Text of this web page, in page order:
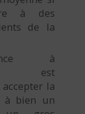
à des
de la
à
est
la
à bien un